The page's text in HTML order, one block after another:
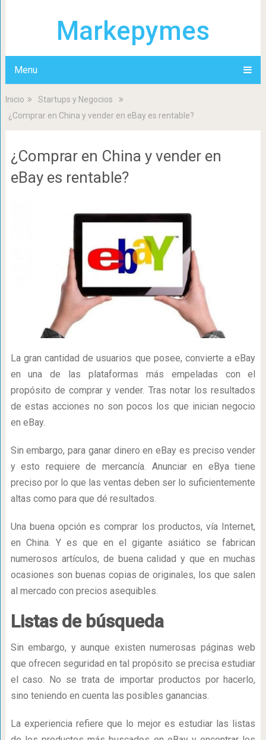
Markepymes
Menu
Inicio
Startups y Negocios
¿Comprar en China y vender en eBay es rentable?
¿Comprar en China y vender en
eBay es rentable?
La gran cantidad de usuarios que posee, convierte a eBay
en una de las plataformas más empeladas con el
propósito de comprar y vender. Tras notar los resultados
de estas acciones no son pocos los que inician negocio
en eBay.
Sin embargo, para ganar dinero en eBay es preciso vender
y esto requiere de mercancía. Anunciar en eBya tiene
preciso por lo que las ventas deben ser lo suficientemente
altas como para que dé resultados.
Una buena opción es comprar los productos, vía Internet,
en China. Y es que en el gigante asiático se fabrican
numerosos artículos, de buena calidad y que en muchas
ocasiones son buenas copias de originales, los que salen
al mercado con precios asequibles.
Listas de búsqueda
Sin embargo, y aunque existen numerosas páginas web
que ofrecen seguridad en tal propósito se precisa estudiar
el caso. No se trata de importar productos por hacerlo,
sino teniendo en cuenta las posibles ganancias.
La experiencia refiere que lo mejor es estudiar las listas